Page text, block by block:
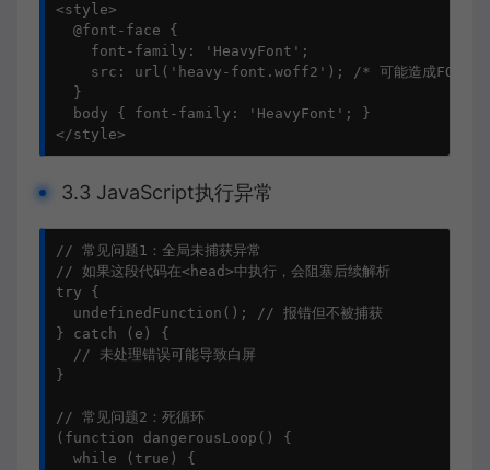
<style>
@font-face {
font-family : 'HeavyFont' ;
src : url ( 'heavy-font.woff2' );
/* 可能造成FOIT
  }
body { font-family : 'HeavyFont'
</style>
3.3 JavaScript执行异常
// 常见问题1：全局未捕获异常
// 如果这段代码在<head>中执行，会阻塞后续解析
try {
undefinedFunction ();
// 报错但不被捕获
} catch (e) {
// 未处理错误可能导致白屏
}
// 常见问题2：死循环
( function dangerousLoop () {
while ( true ) {